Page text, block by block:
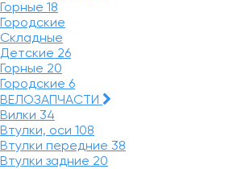
Горные 18
Городские
Складные
Детские 26
Горные 20
Городские 6
ВЕЛОЗАПЧАСТИ
Вилки 34
Втулки, оси 108
Втулки передние 38
Втулки задние 20